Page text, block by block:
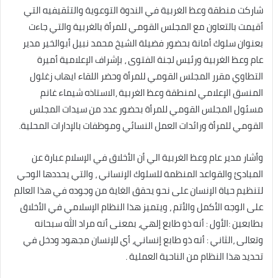
شاركت منطقة وعظ الغربية في الندوة التوعوية والتثقيفيه التي
أقيمت بالتعاون مع المجلس القومي للمرأة بالغربية والتي جاءت
بعنوان سلوك أمانة بحضور فضيلة الشيخ محمد نبيل أبوالخير مدير
عام وعظ الغربية ورئيس لجنة الفتوى ، بإشراف الإعلامية أميرة
التطاوي مقرر المجلس القومي للمرأة وحضر اللقاء ايهاب زغلول
المنسق الإعلامي لمنطقة وعظ الغربية ،الاستاذه شيماء غانم
مسئول المجلس القومي للمرأة بحضور عدد من سيدات المجلس
القومي للمرأة ورائدات العمل النسائي وموظفات بالإدارات المحلية.
وأشار مدير عام وعظ الغربية الي أن الأخلاق في الإسلام عبارة عن
المبادئ والقواعد المنظمة للسلوك الإنساني ، والتي يحددها الوحي
لتنظيم حياة الإنسان على نحو يحقق الغاية من وجوده في هذا العالم
على الوجه الأكمل والأتم ، ويتميز هذا النظام الإسلامي في الأخلاق
بطابعين :الأول : أنه ذو طابع إلهي، بمعنى أنه مراد الله سبحانه
وتعالى ،الثاني : أنه ذو طابع إنساني، أي للإنسان مجهود ودخل في
تحديد هذا النظام من الناحية العملية .